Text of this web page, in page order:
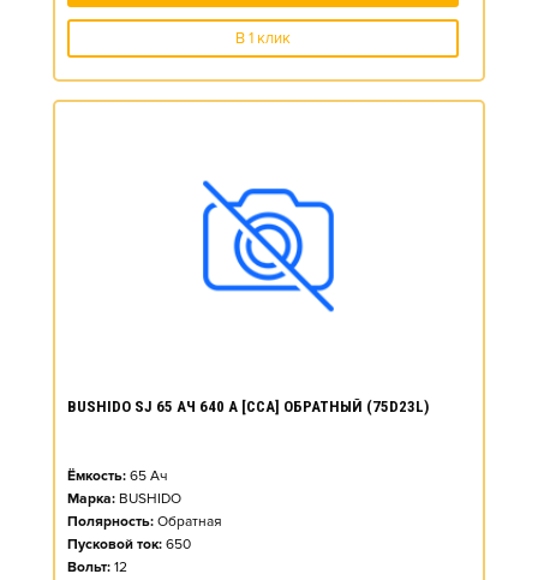
В 1 клик
BUSHIDO SJ 65 АЧ 640 А [CCA] ОБРАТНЫЙ (75D23L)
Ёмкость: 65 Ач
Марка: BUSHIDO
Полярность: Обратная
Пусковой ток: 650
Вольт: 12